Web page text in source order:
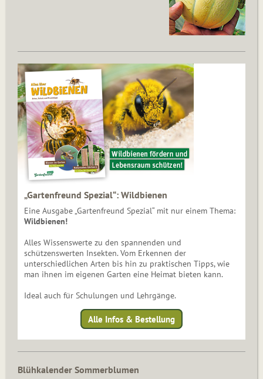
„Gartenfreund Spezial“: Wildbienen
Eine Ausgabe „Gartenfreund Spezial“ mit nur einem Thema:
Wildbienen!
Alles Wissenswerte zu den spannenden und
schützenswerten Insekten. Vom Erkennen der
unterschiedlichen Arten bis hin zu praktischen Tipps, wie
man ihnen im eigenen Garten eine Heimat bieten kann.
Ideal auch für Schulungen und Lehrgänge.
Alle Infos & Bestellung
Blühkalender Sommerblumen